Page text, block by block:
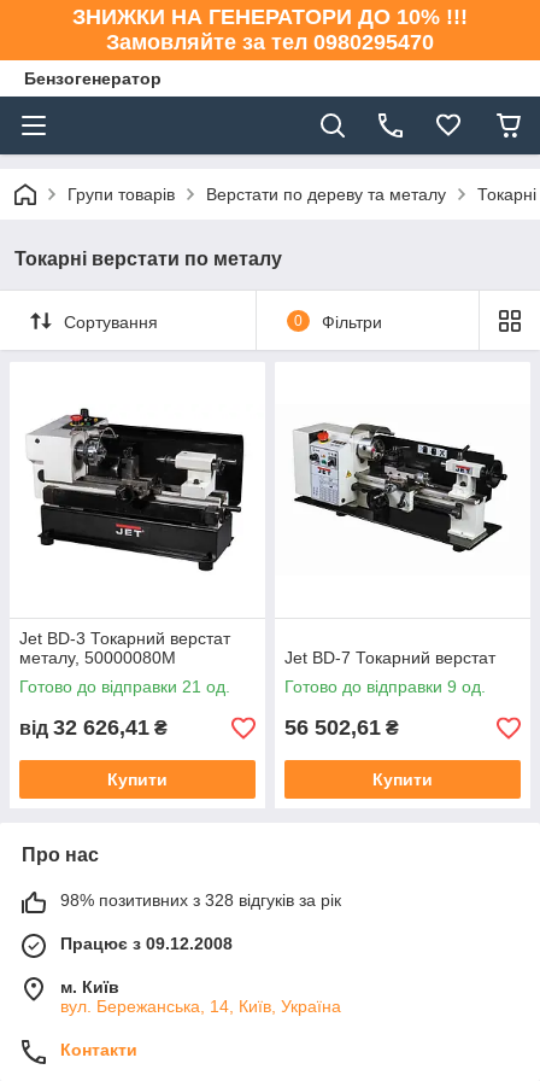
ЗНИЖКИ НА ГЕНЕРАТОРИ ДО 10% !!!
Замовляйте за тел 0980295470
Бензогенератор
Групи товарів Верстати по дереву та металу
Токарні верстати по металу
Сортування 0 Фільтри
Jet BD-3 Токарний верстат
металу, 50000080M
Готово до відправки 21 од.
від 32 626,41 ₴
Купити
Jet BD-7 Токарний верстат
Готово до відправки 9 од.
56 502,61 ₴
Купити
Про нас
98% позитивних з 328 відгуків за рік
Працює з 09.12.2008
м. Київ
вул. Бережанська, 14, Київ, Україна
Контакти